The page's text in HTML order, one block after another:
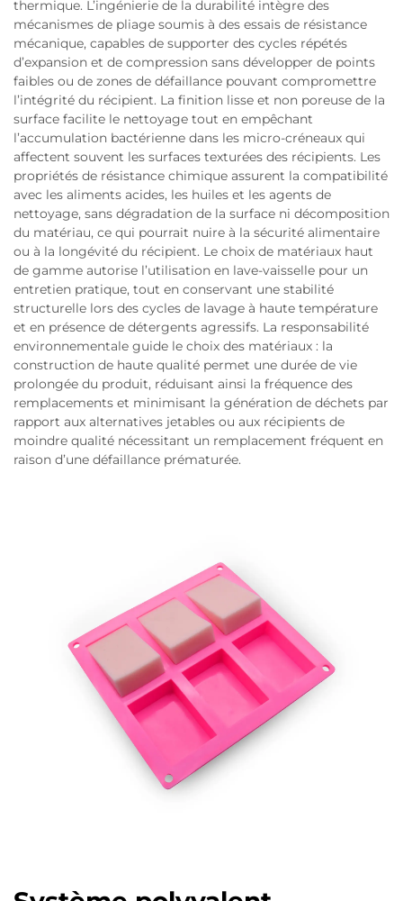
thermique. L’ingénierie de la durabilité intègre des
mécanismes de pliage soumis à des essais de résistance
mécanique, capables de supporter des cycles répétés
d’expansion et de compression sans développer de points
faibles ou de zones de défaillance pouvant compromettre
l’intégrité du récipient. La finition lisse et non poreuse de la
surface facilite le nettoyage tout en empêchant
l’accumulation bactérienne dans les micro-créneaux qui
affectent souvent les surfaces texturées des récipients. Les
propriétés de résistance chimique assurent la compatibilité
avec les aliments acides, les huiles et les agents de
nettoyage, sans dégradation de la surface ni décomposition
du matériau, ce qui pourrait nuire à la sécurité alimentaire
ou à la longévité du récipient. Le choix de matériaux haut
de gamme autorise l’utilisation en lave-vaisselle pour un
entretien pratique, tout en conservant une stabilité
structurelle lors des cycles de lavage à haute température
et en présence de détergents agressifs. La responsabilité
environnementale guide le choix des matériaux : la
construction de haute qualité permet une durée de vie
prolongée du produit, réduisant ainsi la fréquence des
remplacements et minimisant la génération de déchets par
rapport aux alternatives jetables ou aux récipients de
moindre qualité nécessitant un remplacement fréquent en
raison d’une défaillance prématurée.